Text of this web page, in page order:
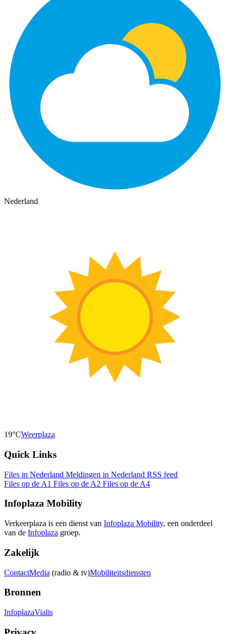
Nederland
19°CWeerplaza
Quick Links
Files in Nederland Meldingen in Nederland RSS feed
Files op de A1 Files op de A2 Files op de A4
Infoplaza Mobility
Verkeerplaza is een dienst van Infoplaza Mobility, een onderdeel
van de Infoplaza groep.
Zakelijk
ContactMedia (radio & tv)Mobiliteitsdiensten
Bronnen
InfoplazaVialis